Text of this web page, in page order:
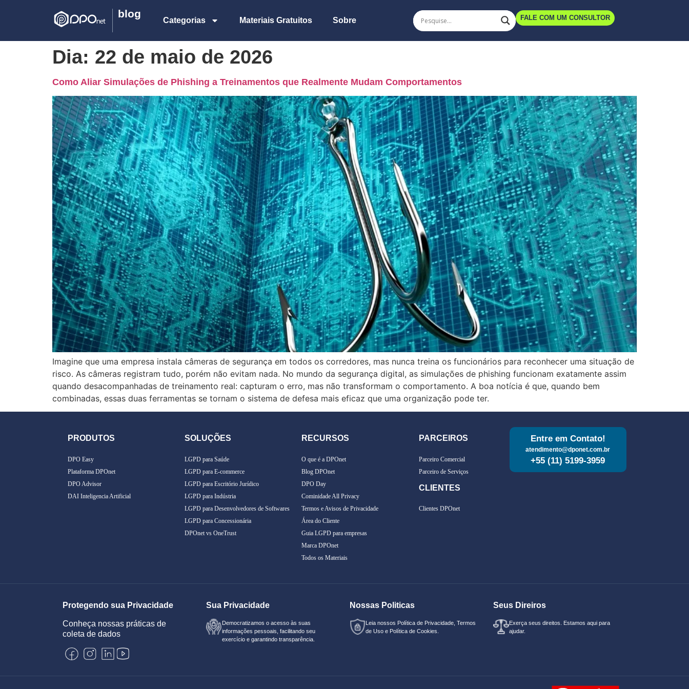
blog
Categorias Materiais Gratuitos Sobre FALE COM UM CONSULTOR
Dia: 22 de maio de 2026
Como Aliar Simulações de Phishing a Treinamentos que Realmente Mudam Comportamentos
Imagine que uma empresa instala câmeras de segurança em todos os corredores, mas nunca treina os funcionários para reconhecer uma situação de
risco. As câmeras registram tudo, porém não evitam nada. No mundo da segurança digital, as simulações de phishing funcionam exatamente assim
quando desacompanhadas de treinamento real: capturam o erro, mas não transformam o comportamento. A boa notícia é que, quando bem
combinadas, essas duas ferramentas se tornam o sistema de defesa mais eficaz que uma organização pode ter.
PRODUTOS
DPO Easy
Plataforma DPOnet
DPO Advisor
DAI Inteligencia Artificial
SOLUÇÕES
LGPD para Saúde
LGPD para E-commerce
LGPD para Escritório Jurídico
LGPD para Indústria
LGPD para Desenvolvedores de Softwares
LGPD para Concessionária
DPOnet vs OneTrust
RECURSOS
O que é a DPOnet
Blog DPOnet
DPO Day
Cominidade All Privacy
Termos e Avisos de Privacidade
Área do Cliente
Guia LGPD para empresas
Marca DPOnet
Todos os Materiais
PARCEIROS
Parceiro Comercial
Parceiro de Serviços
CLIENTES
Clientes DPOnet
Entre em Contato!
atendimento@dponet.com.br
+55 (11) 5199-3959
Protegendo sua Privacidade
Conheça nossas práticas de
coleta de dados
Sua Privacidade
Democratizamos o acesso às suas
informações pessoais, facilitando seu
exercício e garantindo transparência.
Nossas Politicas
Leia nossos Política de Privacidade, Termos
de Usoe Política de Cookies.
Seus Direiros
Exerça seus direitos. Estamos aqui para
ajudar.